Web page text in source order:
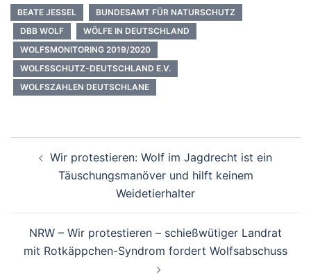
BEATE JESSEL
BUNDESAMT FÜR NATURSCHUTZ
DBB WOLF
WÖLFE IN DEUTSCHLAND
WOLFSMONITORING 2019/2020
WOLFSSCHUTZ-DEUTSCHLAND E.V.
WOLFSZAHLEN DEUTSCHLANE
Wir protestieren: Wolf im Jagdrecht ist ein
Täuschungsmanöver und hilft keinem
Weidetierhalter
NRW – Wir protestieren – schießwütiger Landrat
mit Rotkäppchen-Syndrom fordert Wolfsabschuss